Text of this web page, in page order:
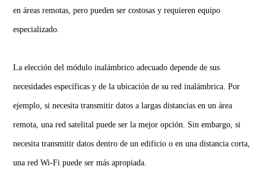
en áreas remotas, pero pueden ser costosas y requieren equipo
especializado.
La elección del módulo inalámbrico adecuado depende de sus
necesidades específicas y de la ubicación de su red inalámbrica. Por
ejemplo, si necesita transmitir datos a largas distancias en un área
remota, una red satelital puede ser la mejor opción. Sin embargo, si
necesita transmitir datos dentro de un edificio o en una distancia corta,
una red Wi-Fi puede ser más apropiada.